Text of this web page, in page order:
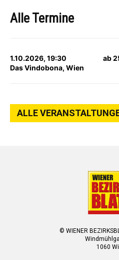
Alle Termine
1.10.2026, 19:30
Das Vindobona, Wien
ab
ALLE
© WIENER
1060